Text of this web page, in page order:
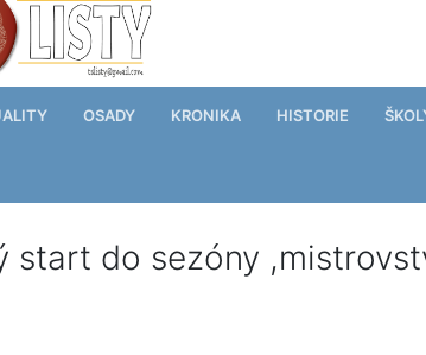
OSADY KRONIKA HISTORIE
start do sezóny